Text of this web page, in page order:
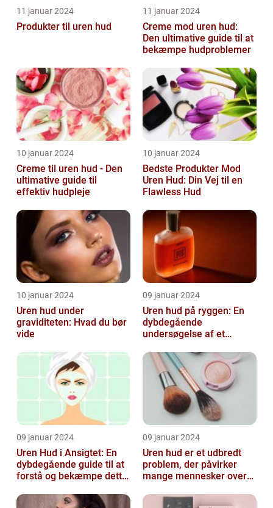
11 januar 2024
Produkter til uren hud
11 januar 2024
Creme mod uren hud:
Den ultimative guide til at
bekæmpe hudproblemer
10 januar 2024
Creme til uren hud - Den
ultimative guide til
effektiv hudpleje
10 januar 2024
Bedste Produkter Mod
Uren Hud: Din Vej til en
Flawless Hud
10 januar 2024
Uren hud under
graviditeten: Hvad du bør
vide
09 januar 2024
Uren hud på ryggen: En
dybdegående
undersøgelse af et
undertiden overset
skønhedspr...
09 januar 2024
Uren Hud i Ansigtet: En
dybdegående guide til at
forstå og bekæmpe dette
09 januar 2024
Uren hud er et udbredt
problem, der påvirker
mange mennesker over